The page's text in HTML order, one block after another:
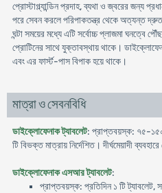
প্রোস্টাগ্ল্যান্ডিন প্রদাহ, ব্যথা ও জ্বরের জন্য
পরে সেবন করলে পরিপাকতন্ত্র থেকে অত্যন্ত
ঘন্টা সময়ের মধ্যে এটি সর্বোচ্চ প্লাজমা ঘনত্বে
প্রোটিনের সাথে যুক্তাবস্থায় থাকে।
এবং এর ফার্স্ট-পাস বিপাক হয়ে থাকে।
মাত্রা ও সেবনবিধি
ডাইক্লোফেনাক ট্যাবলেট: প্রাপ্তবয়স্ক: ৭৫-১৫০
টি বিভক্ত মাত্রায় নির্দেশিত। দীর্ঘমেয়াদী
ডাইক্লোফেনাক এসআর ট্যাবলেট:
প্রাপ্তবয়স্ক: প্রতিদিন ১ টি ট্যাবলেট,